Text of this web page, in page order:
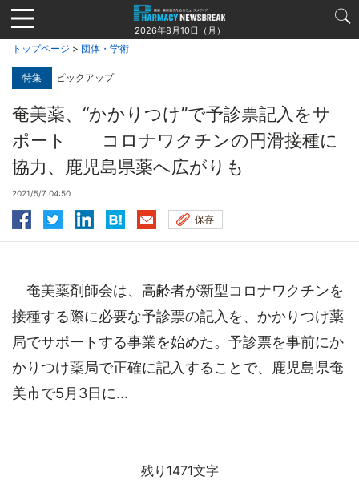
Jump
to
navigation
2026年8月10日（月）
トップページ > 団体・学術
特集 ピックアップ
奄美薬、“かかりつけ”で予診票記入をサ
ポート コロナワクチンの円滑接種に
協力、鹿児島県薬へ広がりも
2021/5/7 04:50
保存
奄美薬剤師会は、高齢者が新型コロナワクチンを
接種する際に必要な予診票の記入を、かかりつけ薬
局でサポートする事業を始めた。予診票を事前にか
かりつけ薬局で正確に記入することで、鹿児島県奄
美市で5月3日に...
残り1471文字